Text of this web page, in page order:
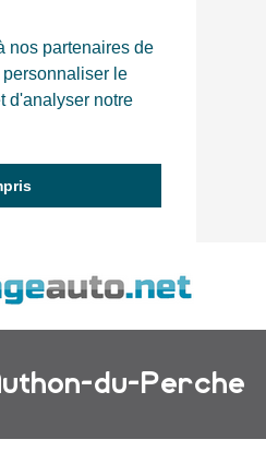
nos partenaires de
le
d'analyser notre
du-Perche